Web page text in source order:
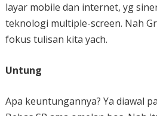
layar mobile dan internet, yg
teknologi multiple-screen. Nah
fokus tulisan kita yach.
Untung
Apa keuntungannya? Ya diawal